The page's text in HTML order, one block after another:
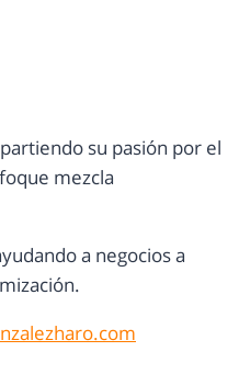
su pasión por el
mezcla
a negocios a